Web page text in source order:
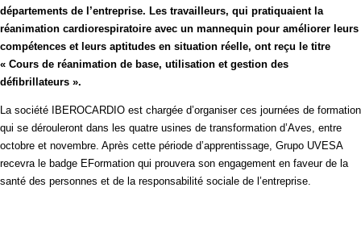
départements de l’entreprise. Les travailleurs, qui pratiquaient la
réanimation cardiorespiratoire avec un mannequin pour améliorer leurs
compétences et leurs aptitudes en situation réelle, ont reçu le titre
« Cours de réanimation de base, utilisation et gestion des
défibrillateurs ».
La société IBEROCARDIO est chargée d’organiser ces journées de formation
qui se dérouleront dans les quatre usines de transformation d’Aves, entre
octobre et novembre. Après cette période d’apprentissage, Grupo UVESA
recevra le badge EFormation qui prouvera son engagement en faveur de la
santé des personnes et de la responsabilité sociale de l’entreprise.